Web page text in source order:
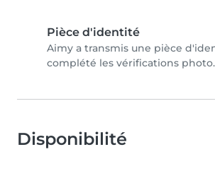
Pièce d'identité
Aimy a transmis une pièce
complété les vérifications photo.
Disponibilité